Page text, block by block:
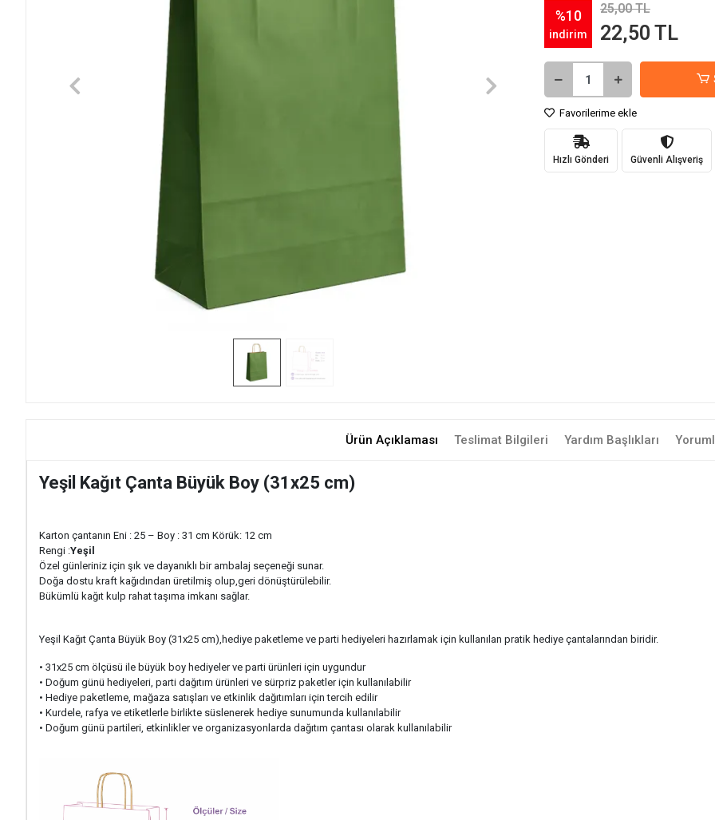
%10
indirim
25,00 TL
22,50 TL
Favorilerime ekle
Hızlı Gönderi Güvenli Alışveriş
Ürün Açıklaması Teslimat Bilgileri Yardım Başlıkları
Yeşil Kağıt Çanta Büyük Boy (31x25 cm)
Karton çantanın Eni : 25 – Boy : 31 cm Körük: 12 cm
Rengi :Yeşil
Özel günleriniz için şık ve dayanıklı bir ambalaj seçeneği sunar.
Doğa dostu kraft kağıdından üretilmiş olup,geri dönüştürülebilir.
Bükümlü kağıt kulp rahat taşıma imkanı sağlar.
Yeşil Kağıt Çanta Büyük Boy (31x25 cm),hediye paketleme ve parti hediyeleri hazırlamak için kullanılan pratik hediye çantalarından biridir.
• 31x25 cm ölçüsü ile büyük boy hediyeler ve parti ürünleri için uygundur
• Doğum günü hediyeleri, parti dağıtım ürünleri ve sürpriz paketler için kullanılabilir
• Hediye paketleme, mağaza satışları ve etkinlik dağıtımları için tercih edilir
• Kurdele, rafya ve etiketlerle birlikte süslenerek hediye sunumunda kullanılabilir
• Doğum günü partileri, etkinlikler ve organizasyonlarda dağıtım çantası olarak kullanılabilir